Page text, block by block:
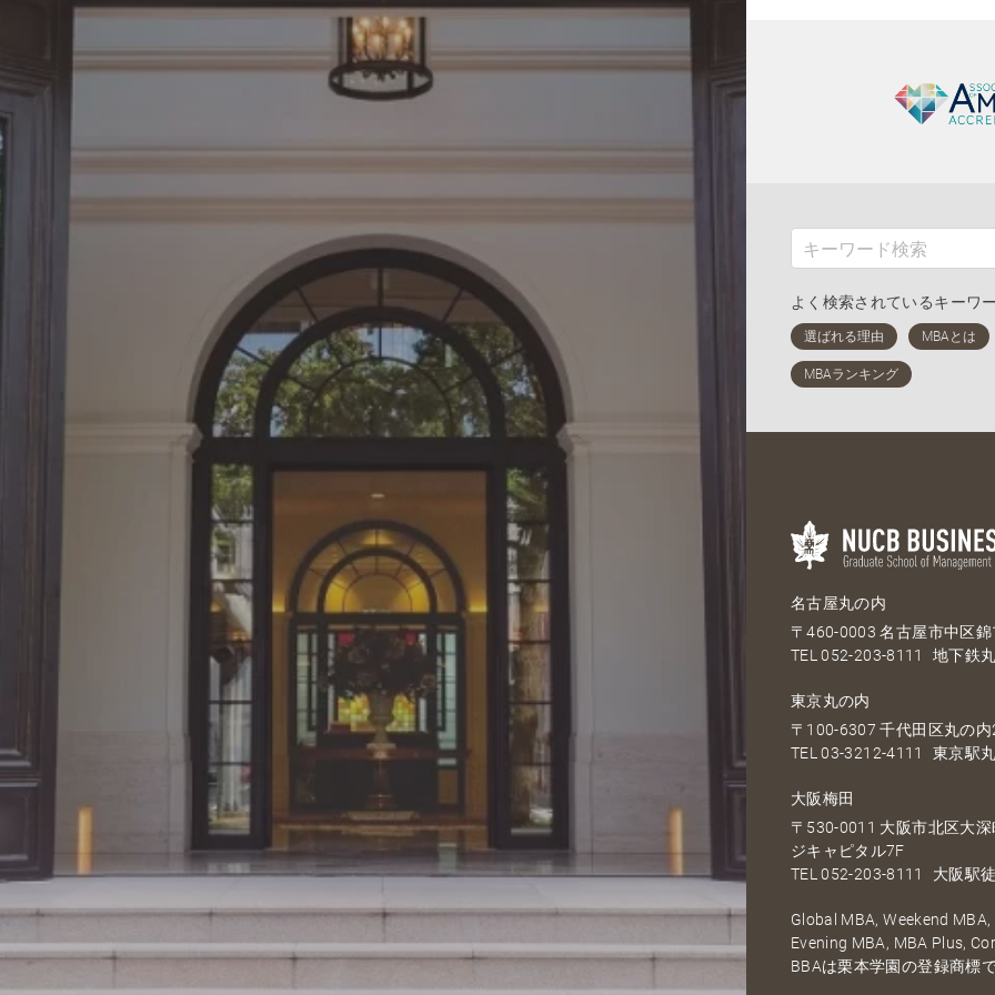
よく検索されているキーワ
名古屋丸の内
〒460-0003 名古屋市中区
TEL052-203-8111 地下鉄
東京丸の内
〒100-6307 千代田区丸の
TEL03-3212-4111 東京駅
大阪梅田
〒530-0011 大阪市北区大
ジキャピタル7F
TEL052-203-8111 大阪駅
Global MBA, Weekend
Evening MBA, MBA Plus,
BBAは栗本学園の登録商標